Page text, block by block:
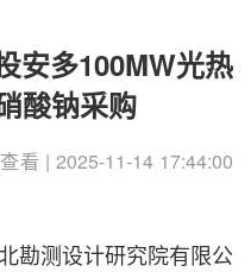
安多100MW光热
酸钠采购
看 | 2025-11-14 17:44:00
勘测设计研究院有限公